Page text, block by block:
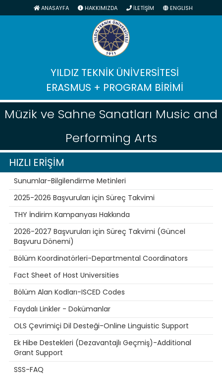
ANASAYFA HAKKIMIZDA İLETİŞİM ENGLISH
YILDIZ TEKNİK ÜNİVERSİTESİ
ERASMUS + PROGRAM BİRİMİ
Müzik ve Sahne Sanatları Music and
Performing Arts
HIZLI ERİŞİM
Sunumlar-Bilgilendirme Metinleri
2025-2026 Başvuruları için Süreç Takvimi
THY İndirim Kampanyası Hakkında
2026-2027 Başvuruları için Süreç Takvimi (Güncel
Başvuru Dönemi)
Bölüm Koordinatörleri-Departmental Coordinators
Fact Sheet of Host Universities
Bölüm Alan Kodları-ISCED Codes
Faydalı Linkler - Dokümanlar
OLS Çevrimiçi Dil Desteği-Online Linguistic Support
Ek Hibe Destekleri (Dezavantajlı Geçmiş)-Additional
Grant Support
SSS-FAQ